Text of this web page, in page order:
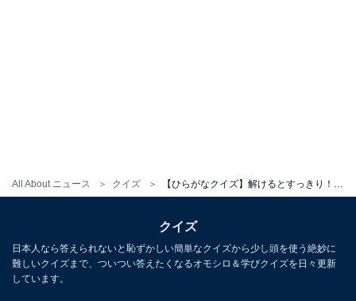
All About ニュース クイズ
クイズ
日本人なら答えられないと恥ずかしい簡単なクイズから少し頭を使う絶妙に
難しいクイズまで、ついつい答えたくなるオモシロ＆学びクイズを日々更新
しています。